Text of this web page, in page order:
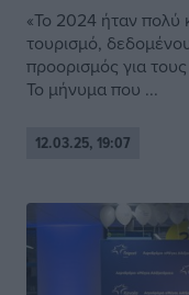
«Το 2024 ήταν πολύ
τουρισμό,
προορισμός για
Το μήνυμα που ...
12.03.25, 19:07